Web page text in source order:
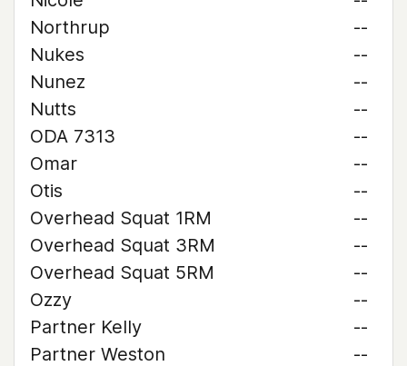
Northrup
--
Nukes
--
Nunez
--
Nutts
--
ODA 7313
--
Omar
--
Otis
--
Overhead Squat 1RM
--
Overhead Squat 3RM
--
Overhead Squat 5RM
--
Ozzy
--
Partner Kelly
--
Partner Weston
--